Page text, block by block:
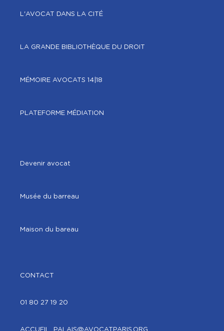
L'AVOCAT DANS LA CITÉ
LA GRANDE BIBLIOTHÈQUE DU DROIT
MÉMOIRE AVOCATS 14|18
PLATEFORME MÉDIATION
Devenir avocat
Musée du barreau
Maison du bareau
CONTACT
01 80 27 19 20
ACCUEIL_PALAIS@AVOCATPARIS.ORG